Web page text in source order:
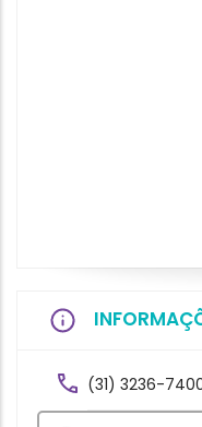
(31) 3236-